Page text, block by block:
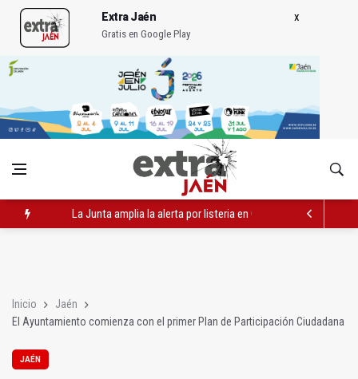
Extra Jaén
Gratis en Google Play
La Junta amplia la alerta por listeria en Granada, Jaén y Sevilla
Inicio
Jaén
El Ayuntamiento comienza con el primer Plan de Participación Ciudadana
JAÉN